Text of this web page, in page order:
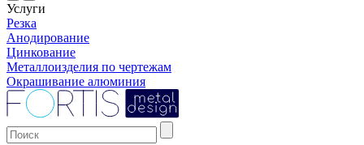
Услуги
Резка
Анодирование
Цинкование
Металлоизделия по чертежам
Окрашивание алюминия